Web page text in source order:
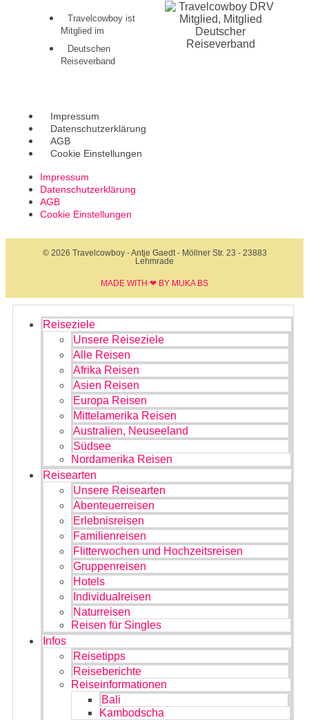
Travelcowboy ist
Mitglied im
Deutschen
Reiseverband
Impressum
Datenschutzerklärung
AGB
Cookie Einstellungen
Impressum
Datenschutzerklärung
AGB
Cookie Einstellungen
© 2026 Travelcowboy - Antje Gaedt - Möllner Str. 23 - 23883
Lehmrade
MADE WITH ❤ BY MUKA BS​
Reiseziele
Unsere Reiseziele
Alle Reisen
Afrika Reisen
Asien Reisen
Europa Reisen
Mittelamerika Reisen
Australien, Neuseeland
Südsee
Nordamerika Reisen
Reisearten
Unsere Reisearten
Abenteuerreisen
Erlebnisreisen
Familienreisen
Flitterwochen und Hochzeitsreisen
Gruppenreisen
Hotels
Individualreisen
Naturreisen
Reisen für Singles
Infos
Reisetipps
Reiseberichte
Reiseinformationen
Bali
Kambodscha